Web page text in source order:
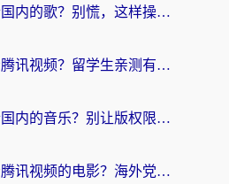
在国外无法听国内的歌？别慌，这样操作就能畅听QQ音乐（附亲测加速器推荐）
在国外如何看腾讯视频？留学生亲测有效的回国加速方案
在国外怎么听国内的音乐？别让版权限制断了你的华语歌单
怎么在国外看腾讯视频的电影？海外党亲测有效的回国加速指南